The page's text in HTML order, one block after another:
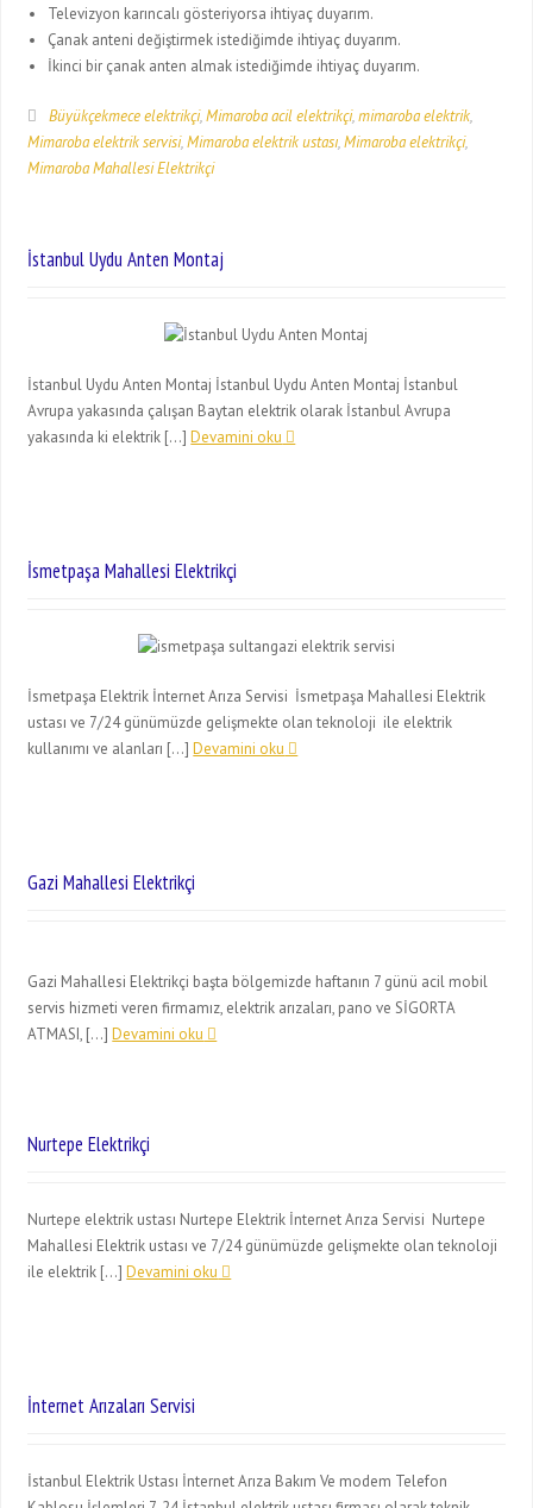
Televizyon karıncalı gösteriyorsa ihtiyaç duyarım.
Çanak anteni değiştirmek istediğimde ihtiyaç duyarım.
İkinci bir çanak anten almak istediğimde ihtiyaç duyarım.
Büyükçekmece elektrikçi,Mimaroba acil elektrikçi,mimaroba elektrik,
Mimaroba elektrik servisi,Mimaroba elektrik ustası,Mimaroba elektrikçi,
Mimaroba Mahallesi Elektrikçi
İstanbul Uydu Anten Montaj
İstanbul Uydu Anten Montaj İstanbul Uydu Anten Montaj İstanbul
Avrupa yakasında çalışan Baytan elektrik olarak İstanbul Avrupa
yakasında ki elektrik […]Devamini oku
İsmetpaşa Mahallesi Elektrikçi
İsmetpaşa Elektrik İnternet Arıza Servisi İsmetpaşa Mahallesi Elektrik
ustası ve 7/24 günümüzde gelişmekte olan teknoloji ile elektrik
kullanımı ve alanları […]Devamini oku
Gazi Mahallesi Elektrikçi
Gazi Mahallesi Elektrikçi başta bölgemizde haftanın 7 günü acil mobil
servis hizmeti veren firmamız, elektrik arızaları, pano ve SİGORTA
ATMASI, […]Devamini oku
Nurtepe Elektrikçi
Nurtepe elektrik ustası Nurtepe Elektrik İnternet Arıza Servisi Nurtepe
Mahallesi Elektrik ustası ve 7/24 günümüzde gelişmekte olan teknoloji
ile elektrik […]Devamini oku
İnternet Arızaları Servisi
İstanbul Elektrik Ustası İnternet Arıza Bakım Ve modem Telefon